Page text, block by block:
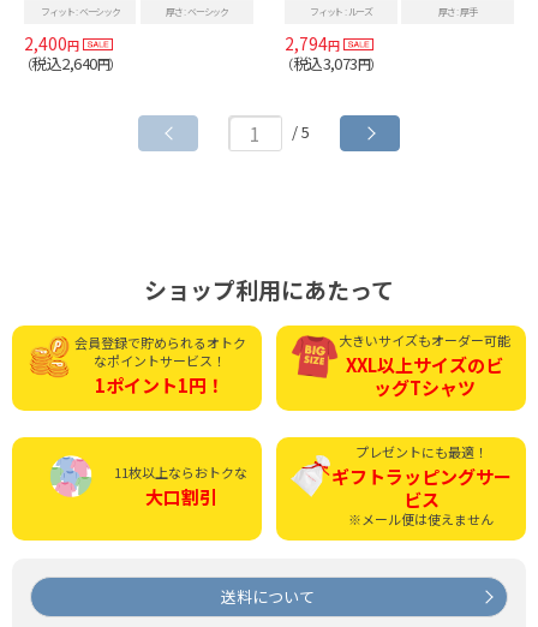
フィット ベーシック 厚さ ベーシック
2,400円
（税込2,640円）
フィット ルーズ 厚さ 厚手
2,794円
（税込3,073円）
/ 5
ショップ利用にあたって
会員登録で貯められるオトク
なポイントサービス！
1ポイント1円！
大きいサイズもオーダー可能
XXL以上サイズのビ
ッグTシャツ
11枚以上ならおトクな
大口割引
プレゼントにも最適！
ギフトラッピングサー
ビス
※メール便は使えません
送料について